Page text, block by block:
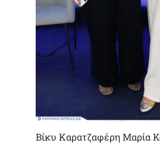
Βίκυ Καρατζαφέρη Μαρία